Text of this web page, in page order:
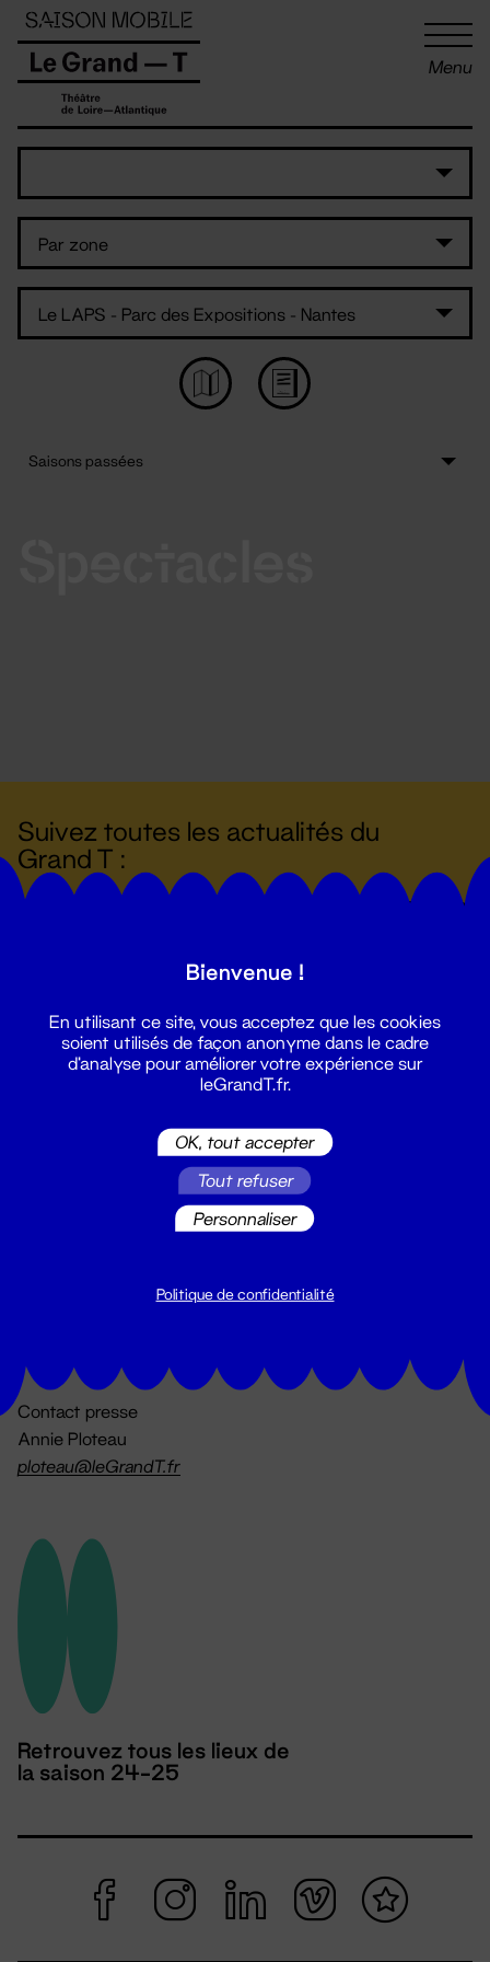
Menu
Suivez toutes les actualités du
Grand T :
billetterie@leGrandT.fr
Du lundi au vendredi 14h → 18h
Contact presse
Annie Ploteau
ploteau@leGrandT.fr
Retrouvez tous les lieux de
la saison 24-25
Panneau de gestion des cookies
Bienvenue !
En utilisant ce site, vous acceptez que les cookies
soient utilisés de façon anonyme dans le cadre
d'analyse pour améliorer votre expérience sur
leGrandT.fr.
OK, tout accepter
Tout refuser
Personnaliser
Politique de confidentialité